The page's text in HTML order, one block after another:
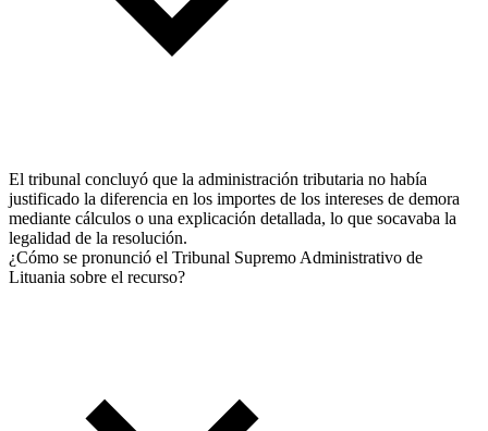
El tribunal concluyó que la administración tributaria no había
justificado la diferencia en los importes de los intereses de demora
mediante cálculos o una explicación detallada, lo que socavaba la
legalidad de la resolución.
¿Cómo se pronunció el Tribunal Supremo Administrativo de
Lituania sobre el recurso?